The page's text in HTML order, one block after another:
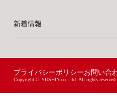
新着情報
プライバシーポリシーお問い合
Copyright © YUSHIN co., ltd. All rights reserved.